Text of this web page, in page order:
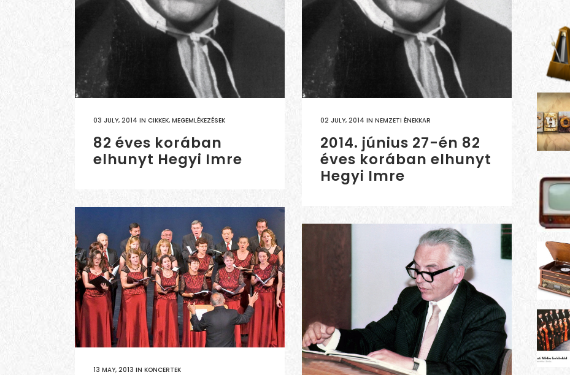
03 JULY, 2014 IN CIKKEK, MEGEMLÉKEZÉSEK
82 éves korában
elhunyt Hegyi Imre
02 JULY, 2014 IN NEMZETI ÉNEKKAR
2014. június 27-én 82
éves korában elhunyt
Hegyi Imre
13 MAY, 2013 IN KONCERTEK